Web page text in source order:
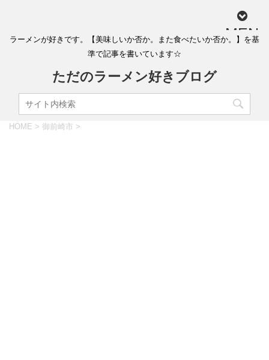
MEN
ラーメンが好きです。【美味しいか否か。また食べたいか否か。】を基
準で記事を書いています☆
ただのラーメン好きブログ
HOME > 御前崎市 >